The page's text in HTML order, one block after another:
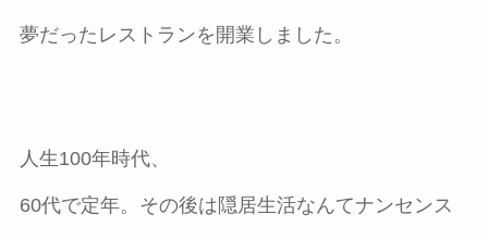
夢だったレストランを開業しました。
人生100年時代、
60代で定年。その後は隠居生活なんてナンセンス